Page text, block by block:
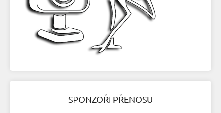
SPONZOŘI PŘENOSU